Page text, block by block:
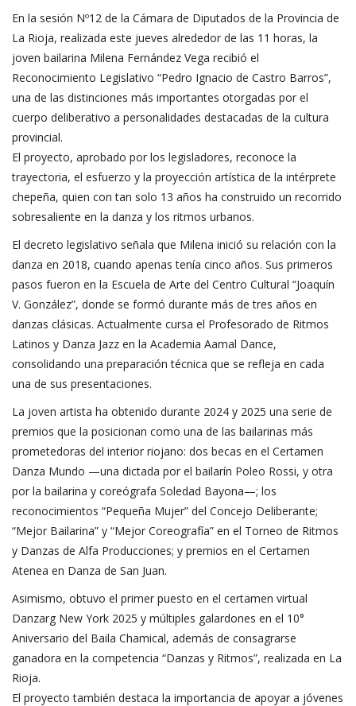
En la sesión Nº12 de la Cámara de Diputados de la Provincia de
La Rioja, realizada este jueves alrededor de las 11 horas, la
joven bailarina Milena Fernández Vega recibió el
Reconocimiento Legislativo “Pedro Ignacio de Castro Barros”,
una de las distinciones más importantes otorgadas por el
cuerpo deliberativo a personalidades destacadas de la cultura
provincial.
El proyecto, aprobado por los legisladores, reconoce la
trayectoria, el esfuerzo y la proyección artística de la intérprete
chepeña, quien con tan solo 13 años ha construido un recorrido
sobresaliente en la danza y los ritmos urbanos.
El decreto legislativo señala que Milena inició su relación con la
danza en 2018, cuando apenas tenía cinco años. Sus primeros
pasos fueron en la Escuela de Arte del Centro Cultural “Joaquín
V. González”, donde se formó durante más de tres años en
danzas clásicas. Actualmente cursa el Profesorado de Ritmos
Latinos y Danza Jazz en la Academia Aamal Dance,
consolidando una preparación técnica que se refleja en cada
una de sus presentaciones.
La joven artista ha obtenido durante 2024 y 2025 una serie de
premios que la posicionan como una de las bailarinas más
prometedoras del interior riojano: dos becas en el Certamen
Danza Mundo —una dictada por el bailarín Poleo Rossi, y otra
por la bailarina y coreógrafa Soledad Bayona—; los
reconocimientos “Pequeña Mujer” del Concejo Deliberante;
“Mejor Bailarina” y “Mejor Coreografía” en el Torneo de Ritmos
y Danzas de Alfa Producciones; y premios en el Certamen
Atenea en Danza de San Juan.
Asimismo, obtuvo el primer puesto en el certamen virtual
Danzarg New York 2025 y múltiples galardones en el 10°
Aniversario del Baila Chamical, además de consagrarse
ganadora en la competencia “Danzas y Ritmos”, realizada en La
Rioja.
El proyecto también destaca la importancia de apoyar a jóvenes